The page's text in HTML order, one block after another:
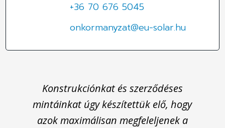
+36 70 676 5045
onkormanyzat@eu-solar.hu
Konstrukciónkat és szerződéses
mintáinkat úgy készítettük elő, hogy
azok maximálisan megfeleljenek a